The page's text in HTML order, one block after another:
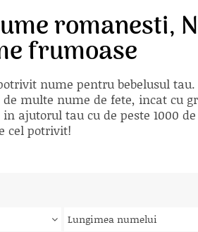
romanesti,
frumoase
nume pentru bebelusul
multe nume de fete, incat cu
ajutorul tau cu de peste 1000
cel potrivit!
Lungimea numelui